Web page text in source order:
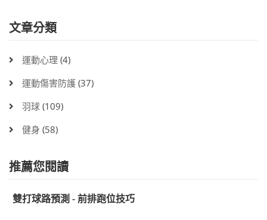
文章分類
運動心理 (4)
運動傷害防護 (37)
羽球 (109)
健身 (58)
推薦您閱讀
雙打球路預測 - 前排跑位技巧